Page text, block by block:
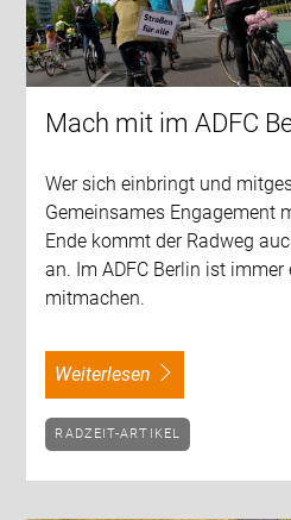
Mach mit im ADFC
Wer sich einbringt und
Gemeinsames Engagement
Ende kommt der Radweg
an. Im ADFC Berlin ist
mitmachen.
weiterlesen
RADZEIT-ARTIKEL